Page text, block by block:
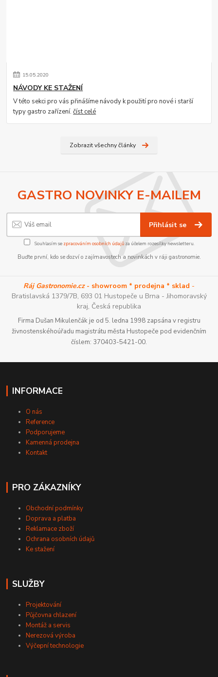
15.05.2020
NÁVODY KE STAŽENÍ
V této sekci pro vás přinášíme návody k použití pro nové i starší
typy gastro zařízení.číst celé
Zobrazit všechny články
GASTRO NOVINKY E-MAILEM
Přihlásit se
Souhlasím se zpracováním osobních údajůza účelem rozesílky newsletteru.
Buďte první, kdo se dozví o zajímavostech a novinkách v ráji gastronomie.
Ráj Gastronomie.cz- showroom * prodejna * sklad -
Bratislavská 1379/7B, 693 01 Hustopeče u Brna - Jihomoravský
kraj, Česká republika
Firma Dušan Mikulenčák je od 5. ledna 1998 zapsána v registru
živnostenskéhoúřadu magistrátu města Hustopeče pod evidenčním
číslem: 370403-5421-00.
INFORMACE
O nás
Reference
Podporujeme
Kamenná prodejna
Kontakt
PRO ZÁKAZNÍKY
Obchodní podmínky
Doprava a platba
Reklamace zboží
Ochrana osobních údajů
Ke stažení
SLUŽBY
Projektování
Půjčovna chlazení
Montáž a servis
Nerezová výroba
Výčepní technologie